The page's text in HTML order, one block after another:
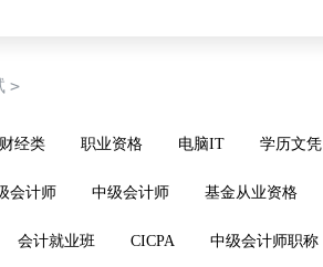
>
财经类 职业资格 电脑IT 学历文凭
会计师 中级会计师 基金从业资格
会计就业班 CICPA 中级会计师职称